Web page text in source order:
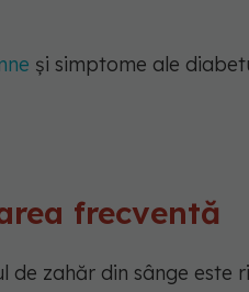
și simptome ale
frecventă
de zahăr din sânge este